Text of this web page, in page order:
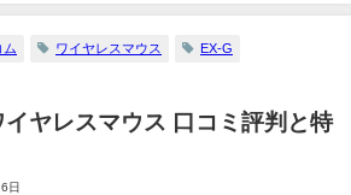
ム ワイヤレスマウス EX-G
ヤレスマウス 口コミ評判と特
日